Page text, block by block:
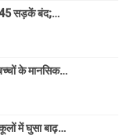
सड़कें बंद;…
के मानसिक…
में घुसा बाढ़…